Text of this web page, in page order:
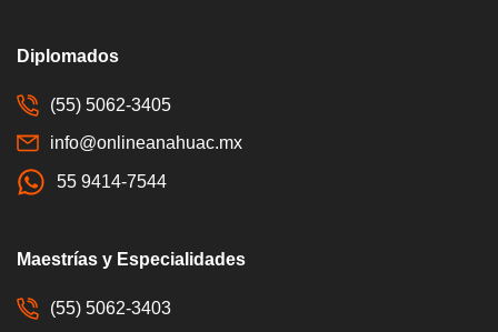
Diplomados
(55) 5062-3405
info@onlineanahuac.mx
55 9414-7544
Maestrías y Especialidades
(55) 5062-3403